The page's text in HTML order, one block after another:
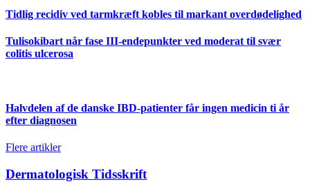
Tidlig recidiv ved tarmkræft kobles til markant overdødelighed
Tulisokibart når fase III-endepunkter ved moderat til svær
colitis ulcerosa
Halvdelen af de danske IBD-patienter får ingen medicin ti år
efter diagnosen
Flere artikler
Dermatologisk Tidsskrift